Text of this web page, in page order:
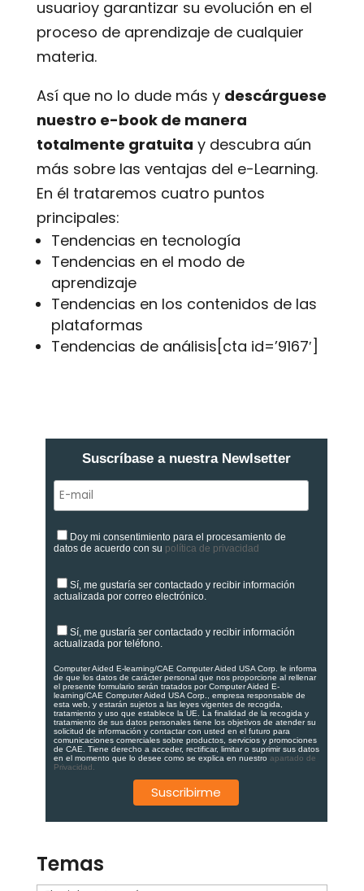
usuarioy garantizar su evolución en el
proceso de aprendizaje de cualquier
materia.
Así que no lo dude más y descárguese
nuestro e-book de manera
totalmente gratuita y descubra aún
más sobre las ventajas del e-Learning.
En él trataremos cuatro puntos
principales:
Tendencias en tecnología
Tendencias en el modo de
aprendizaje
Tendencias en los contenidos de las
plataformas
Tendencias de análisis[cta id=’9167′]
Suscríbase a nuestra Newlsetter
Doy mi consentimiento para el procesamiento de
datos de acuerdo con su política de privacidad
Sí, me gustaría ser contactado y recibir información
actualizada por correo electrónico.
Sí, me gustaría ser contactado y recibir información
actualizada por teléfono.
Computer Aided E-learning/CAE Computer Aided USA Corp. le informa
de que los datos de carácter personal que nos proporcione al rellenar
el presente formulario serán tratados por Computer Aided E-
learning/CAE Computer Aided USA Corp., empresa responsable de
esta web, y estarán sujetos a las leyes vigentes de recogida,
tratamiento y uso que establece la UE. La finalidad de la recogida y
tratamiento de sus datos personales tiene los objetivos de atender su
solicitud de información y contactar con usted en el futuro para
comunicaciones comerciales sobre productos, servicios y promociones
de CAE. Tiene derecho a acceder, rectificar, limitar o suprimir sus datos
en el momento que lo desee como se explica en nuestro apartado de
Privacidad.
Temas